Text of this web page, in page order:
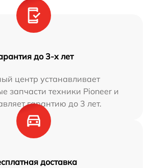
до 3-х лет
центр устанавливает
запчасти техники Pioneer и
гарантию до 3 лет.
доставка